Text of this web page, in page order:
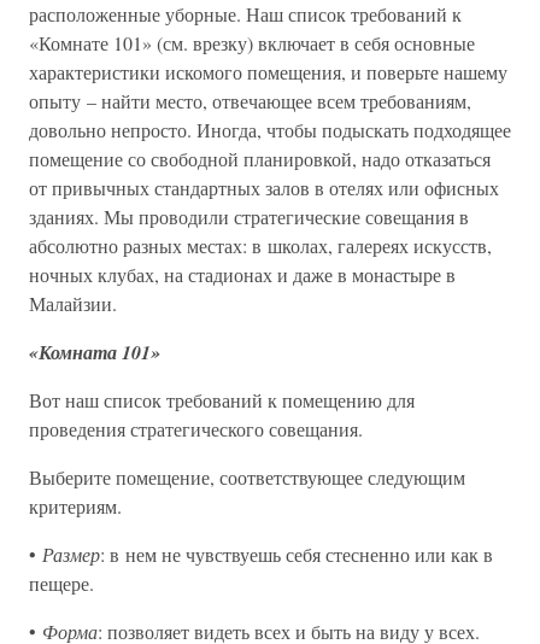
расположенные уборные. Наш список требований к
«Комнате 101» (см. врезку) включает в себя основные
характеристики искомого помещения, и поверьте нашему
опыту – найти место, отвечающее всем требованиям,
довольно непросто. Иногда, чтобы подыскать подходящее
помещение со свободной планировкой, надо отказаться
от привычных стандартных залов в отелях или офисных
зданиях. Мы проводили стратегические совещания в
абсолютно разных местах: в школах, галереях искусств,
ночных клубах, на стадионах и даже в монастыре в
Малайзии.
«Комната 101»
Вот наш список требований к помещению для
проведения стратегического совещания.
Выберите помещение, соответствующее следующим
критериям.
• Размер: в нем не чувствуешь себя стесненно или как в
пещере.
• Форма: позволяет видеть всех и быть на виду у всех.